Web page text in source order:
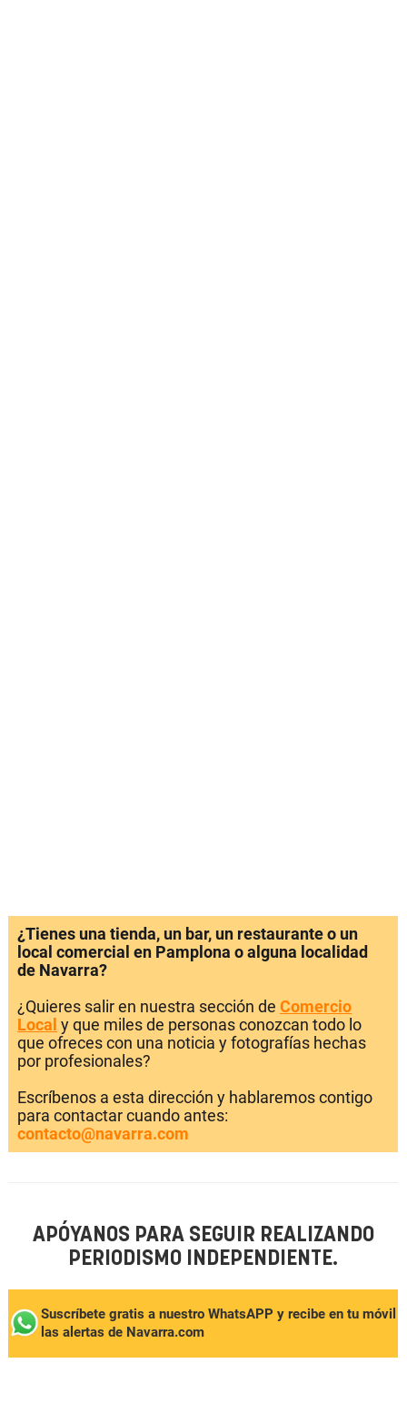
¿Tienes una tienda, un bar, un restaurante o un
local comercial en Pamplona o alguna localidad
de Navarra?
¿Quieres salir en nuestra sección de Comercio
Local y que miles de personas conozcan todo lo
que ofreces con una noticia y fotografías hechas
por profesionales?
Escríbenos a esta dirección y hablaremos contigo
para contactar cuando antes:
contacto@navarra.com
APÓYANOS PARA SEGUIR REALIZANDO
PERIODISMO INDEPENDIENTE.
Suscríbete gratis a nuestro WhatsAPP y recibe en tu móvil
las alertas de Navarra.com